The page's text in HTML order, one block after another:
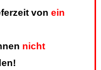
von ein
nicht